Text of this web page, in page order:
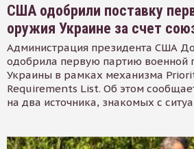
США одобрили поставку
оружия Украине за счет
Администрация президента США
одобрила первую партию военной
Украины в рамках механизма
Requirements List. Об этом
на два источника, знакомых с